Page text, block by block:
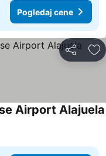
Pogledaj cene
Deli
Airport Alajuela